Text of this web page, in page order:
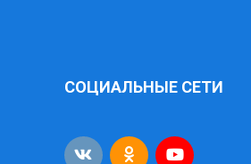
СОЦИАЛЬНЫЕ СЕТИ